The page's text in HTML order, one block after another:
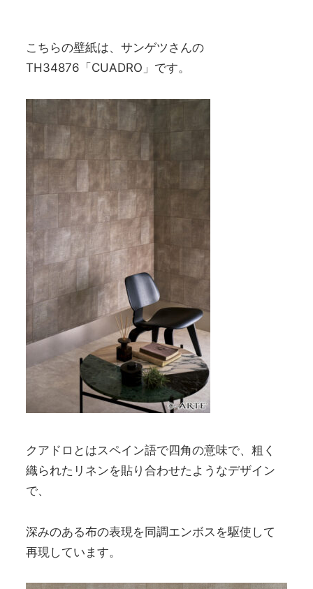
こちらの壁紙は、サンゲツさんの
TH34876「CUADRO」です。
クアドロとはスペイン語で四角の意味で、粗く
織られたリネンを貼り合わせたようなデザイン
で、
深みのある布の表現を同調エンボスを駆使して
再現しています。